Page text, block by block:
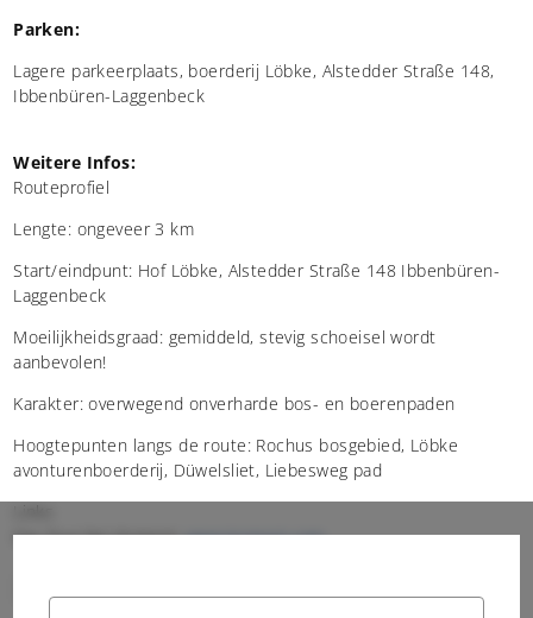
Parken:
Lagere parkeerplaats, boerderij Löbke, Alstedder Straße 148,
Ibbenbüren-Laggenbeck
Weitere Infos:
Routeprofiel
Lengte: ongeveer 3 km
Start/eindpunt: Hof Löbke, Alstedder Straße 148 Ibbenbüren-
Laggenbeck
Moeilijkheidsgraad: gemiddeld, stevig schoeisel wordt
aanbevolen!
Karakter: overwegend onverharde bos- en boerenpaden
Hoogtepunten langs de route: Rochus bosgebied, Löbke
avonturenboerderij, Düwelsliet, Liebesweg pad
Links
Die Tour bei Komoot:www.komoot.com